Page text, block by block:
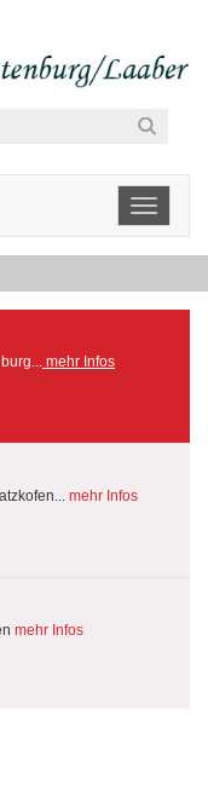
Toggle
mehr Infos
mehr Infos
mehr Infos